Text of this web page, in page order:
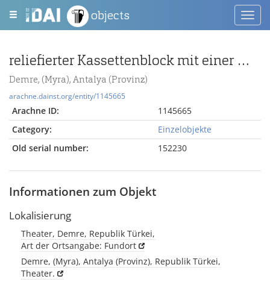
objects
reliefierter Kassettenblock mit einer Theatermaske
Demre, (Myra), Antalya (Provinz)
arachne.dainst.org/entity/1145665
Arachne ID:
1145665
Category:
Einzelobjekte
Old serial number:
152230
Informationen zum Objekt
Lokalisierung
Theater, Demre, Republik Türkei,
Art der Ortsangabe: Fundort
Demre, (Myra), Antalya (Provinz), Republik Türkei,
Theater.